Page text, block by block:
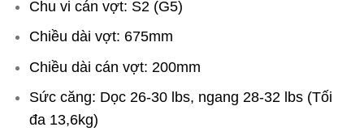
Chu vi cán vợt: S2 (G5)
Chiều dài vợt: 675mm
Chiều dài cán vợt: 200mm
Sức căng: Dọc 26-30 lbs, ngang 28-32 lbs (Tối
đa 13,6kg)